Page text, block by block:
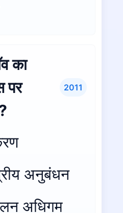
का
पर
2011
अनुबंधन
अधिगम